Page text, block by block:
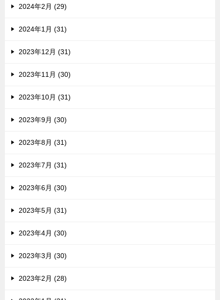
2024年2月 (29)
2024年1月 (31)
2023年12月 (31)
2023年11月 (30)
2023年10月 (31)
2023年9月 (30)
2023年8月 (31)
2023年7月 (31)
2023年6月 (30)
2023年5月 (31)
2023年4月 (30)
2023年3月 (30)
2023年2月 (28)